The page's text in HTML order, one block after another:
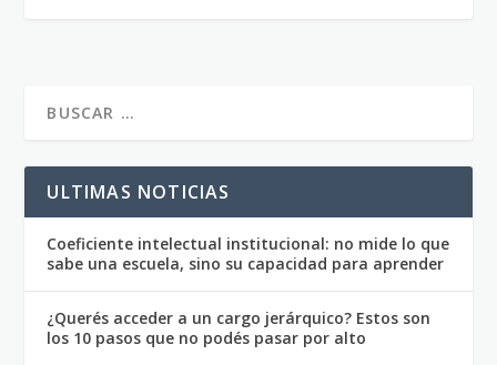
ULTIMAS NOTICIAS
Coeficiente intelectual institucional: no mide lo que
sabe una escuela, sino su capacidad para aprender
¿Querés acceder a un cargo jerárquico? Estos son
los 10 pasos que no podés pasar por alto